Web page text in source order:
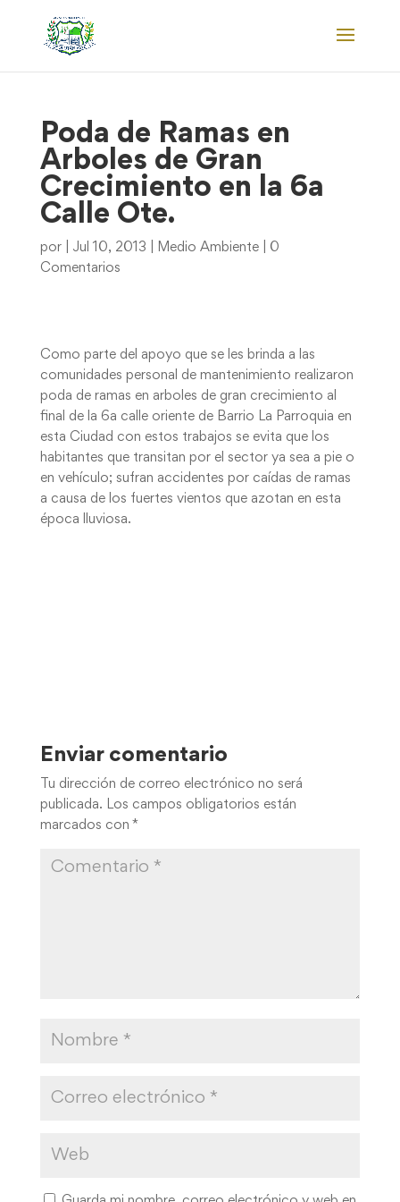
Poda de Ramas en
Arboles de Gran
Crecimiento en la 6a
Calle Ote.
por Jul 10, 2013 Medio Ambiente| 0
Comentarios
Como parte del apoyo que se les brinda a las
comunidades personal de mantenimiento realizaron
poda de ramas en arboles de gran crecimiento al
final de la 6a calle oriente de Barrio La Parroquia en
esta Ciudad con estos trabajos se evita que los
habitantes que transitan por el sector ya sea a pie o
en vehículo; sufran accidentes por caídas de ramas
a causa de los fuertes vientos que azotan en esta
época lluviosa.
Enviar comentario
Tu dirección de correo electrónico no será
publicada. Los campos obligatorios están
marcados con *